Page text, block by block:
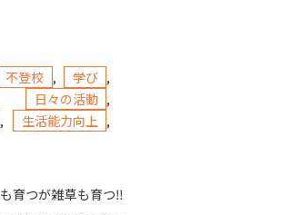
不登校 , 学び ,
日々の活動 ,
, 生活能力向上 ,
育つが雑草も育つ‼️